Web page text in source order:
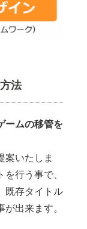
法
ームの移管を
案いたしま
行う事で、
既存タイトル
出来ます。